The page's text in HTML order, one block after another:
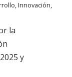
,Innovación,
la
y